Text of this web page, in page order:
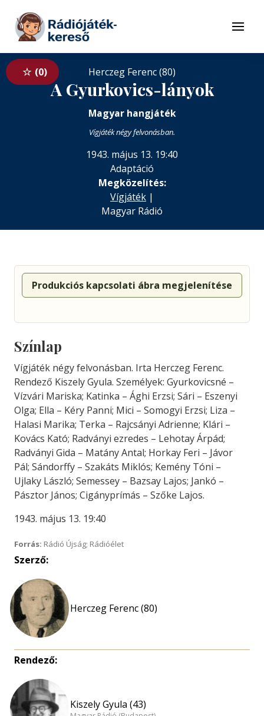
Tovább a tartalomhoz
Menü
0 Herczeg Ferenc (80)
A Gyurkovics-lányok
Magyar hangjáték
Vígjáték négy felvonásban.
1943. május 13. 19:40
Adaptáció
Megközelítés:
Vígjáték |
Magyar Rádió
Produkciós kapcsolati ábra megjelenítése
Színlap
Vígjáték négy felvonásban. Irta Herczeg Ferenc.
Rendező Kiszely Gyula. Személyek: Gyurkovicsné –
Vízvári Mariska; Katinka – Ághi Erzsi; Sári – Eszenyi
Olga; Ella – Kéry Panni; Mici – Somogyi Erzsi; Liza –
Halasi Marika; Terka – Rajcsányi Adrienne; Klári –
Kovács Kató; Radványi ezredes – Lehotay Árpád;
Radványi Gida – Matány Antal; Horkay Feri – Jávor
Pál; Sándorffy – Szakáts Miklós; Kemény Tóni –
Ujlaky László; Semessey – Bazsay Lajos; Jankó –
Pásztor János; Cigányprímás – Szőke Lajos.
1943. május 13. 19:40
Forrás: Rádió Újság; Rádióélet
Szerző:
Herczeg Ferenc (80)
Rendező:
Kiszely Gyula (43)